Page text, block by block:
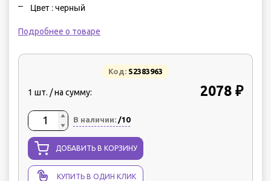
Цвет : черный
Подробнее о товаре
Код: S2383963
1 шт. / на сумму: 2078 ₽
В наличии: /10
ДОБАВИТЬ В КОРЗИНУ
КУПИТЬ В ОДИН КЛИК